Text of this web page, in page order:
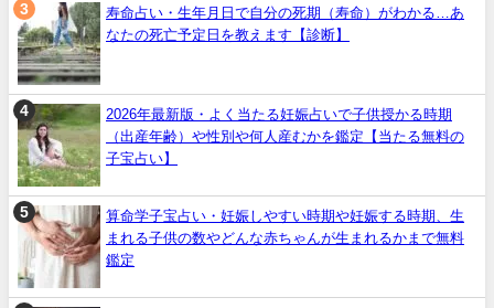
寿命占い・生年月日で自分の死期（寿命）がわかる…あ
なたの死亡予定日を教えます【診断】
2026年最新版・よく当たる妊娠占いで子供授かる時期
（出産年齢）や性別や何人産むかを鑑定【当たる無料の
子宝占い】
算命学子宝占い・妊娠しやすい時期や妊娠する時期、生
まれる子供の数やどんな赤ちゃんが生まれるかまで無料
鑑定